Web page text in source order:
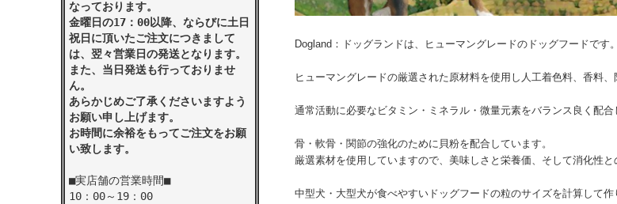
Dogland：ドッグランドは、ヒューマングレードのドッグフードです。
ヒューマングレードの厳選された原材料を使用し人工着色料、香料、
通常活動に必要なビタミン・ミネラル・微量元素をバランス良く配
骨・軟骨・関節の強化のために貝粉を配合しています。
厳選素材を使用していますので、美味しさと栄養価、そして消化性
中型犬・大型犬が食べやすいドッグフードの粒のサイズを計算して作
なっております。
金曜日の17：00以降、ならびに土日
祝日に頂いたご注文につきまして
は、翌々営業日の発送となります。
また、当日発送も行っておりませ
ん。
あらかじめご了承くださいますよう
お願い申し上げます。
お時間に余裕をもってご注文をお願
い致します。
■実店舗の営業時間■
10：00～19：00